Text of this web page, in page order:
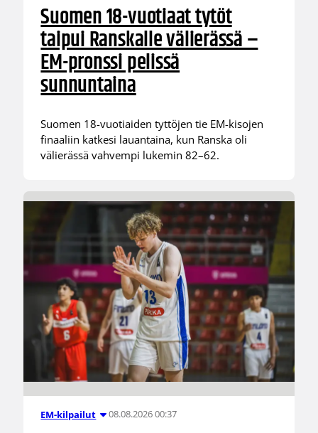
Suomen 18-vuotiaat tytöt
taipui Ranskalle välierässä –
EM-pronssi pelissä
sunnuntaina
Suomen 18-vuotiaiden tyttöjen tie EM-kisojen
finaaliin katkesi lauantaina, kun Ranska oli
välierässä vahvempi lukemin 82–62.
EM-kilpailut 08.08.2026 00:37